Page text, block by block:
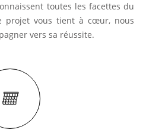
toutes les facettes du
projet vous tient à cœur, nous
vers sa réussite.